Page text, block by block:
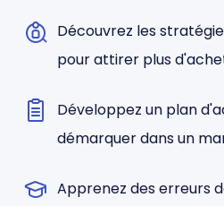
Découvrez les
pour attirer plus
Développez un plan
démarquer dans un
Apprenez des erreurs